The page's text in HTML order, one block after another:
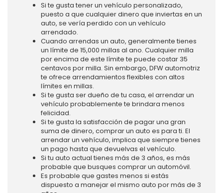
Si te gusta tener un vehículo personalizado,
puesto a que cualquier dinero que inviertas en un
auto, se vería perdido con un vehículo
arrendado.
Cuando arrendas un auto, generalmente tienes
un límite de 15,000 millas al ano. Cualquier milla
por encima de este límite te puede costar 35
centavos por milla. Sin embargo, DFW automotriz
te ofrece arrendamientos flexibles con altos
límites en millas.
Si te gusta ser dueño de tu casa, el arrendar un
vehículo probablemente te brindara menos
felicidad.
Si te gusta la satisfacción de pagar una gran
suma de dinero, comprar un auto es para ti. El
arrendar un vehículo, implica que siempre tienes
un pago hasta que devuelvas el vehículo.
Si tu auto actual tienes más de 3 años, es más
probable que busques comprar un automóvil.
Es probable que gastes menos si estás
dispuesto a manejar el mismo auto por más de 3